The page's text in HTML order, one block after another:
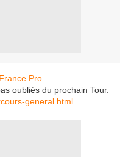
oubliés du prochain Tour.
general.html